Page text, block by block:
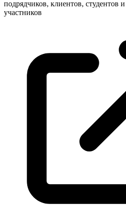
подрядчиков, клиентов, студентов
участников